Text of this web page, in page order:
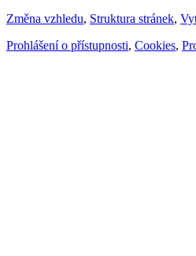
Změna vzhledu, Struktura stránek,
Prohlášení o přístupnosti, Cookies,